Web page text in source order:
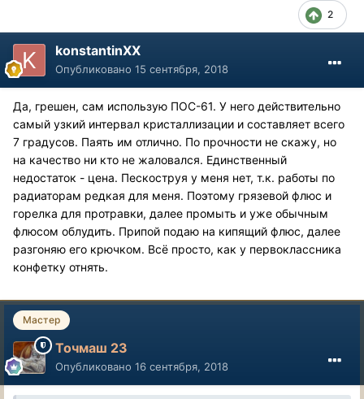
2
konstantinXX
Опубликовано 15 сентября, 2018
Да, грешен, сам использую ПОС-61. У него действительно
самый узкий интервал кристаллизации и составляет всего
7 градусов. Паять им отлично. По прочности не скажу, но
на качество ни кто не жаловался. Единственный
недостаток - цена. Пескоструя у меня нет, т.к. работы по
радиаторам редкая для меня. Поэтому грязевой флюс и
горелка для протравки, далее промыть и уже обычным
флюсом облудить. Припой подаю на кипящий флюс, далее
разгоняю его крючком. Всё просто, как у первоклассника
конфетку отнять.
Мастер
Точмаш 23
Опубликовано 16 сентября, 2018